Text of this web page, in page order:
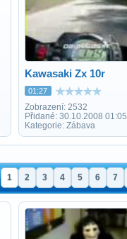
Kawasaki Zx 10r
01:27
Zobrazení: 2532
Přidané: 30.10.2008 01:05
Kategorie: Zábava
1 2 3 4 5 6 7